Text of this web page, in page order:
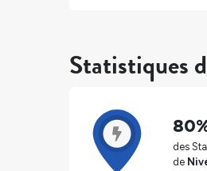
Statistiques
des
de